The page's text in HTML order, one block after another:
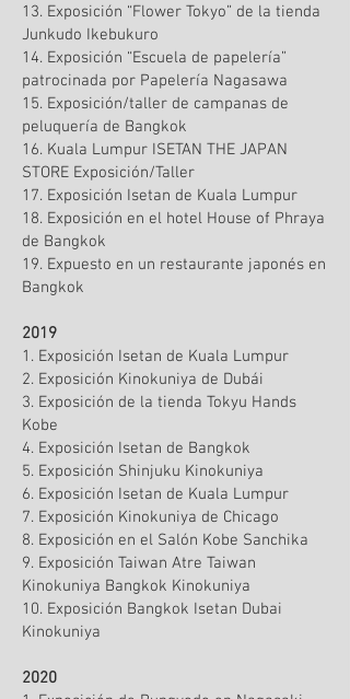
13. Exposición “Flower Tokyo” de la tienda
Junkudo Ikebukuro
14. Exposición “Escuela de papelería”
patrocinada por Papelería Nagasawa
15. Exposición/taller de campanas de
peluquería de Bangkok
16. Kuala Lumpur ISETAN THE JAPAN
STORE Exposición/Taller
17. Exposición Isetan de Kuala Lumpur
18. Exposición en el hotel House of Phraya
de Bangkok
19. Expuesto en un restaurante japonés en
Bangkok
2019
1. Exposición Isetan de Kuala Lumpur
2. Exposición Kinokuniya de Dubái
3. Exposición de la tienda Tokyu Hands
Kobe
4. Exposición Isetan de Bangkok
5. Exposición Shinjuku Kinokuniya
6. Exposición Isetan de Kuala Lumpur
7. Exposición Kinokuniya de Chicago
8. Exposición en el Salón Kobe Sanchika
9. Exposición Taiwan Atre Taiwan
Kinokuniya Bangkok Kinokuniya
10. Exposición Bangkok Isetan Dubai
Kinokuniya
2020